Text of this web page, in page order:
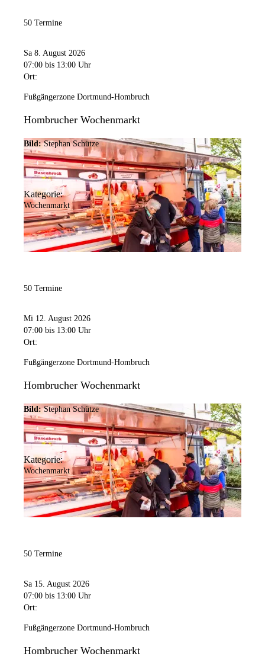
50 Termine
Sa 8. August 2026
07:00 bis 13:00 Uhr
Ort:
Fußgängerzone Dortmund-Hombruch
Hombrucher Wochenmarkt
Bild: Stephan Schütze
Kategorie:
Wochenmarkt
50 Termine
Mi 12. August 2026
07:00 bis 13:00 Uhr
Ort:
Fußgängerzone Dortmund-Hombruch
Hombrucher Wochenmarkt
Bild: Stephan Schütze
Kategorie:
Wochenmarkt
50 Termine
Sa 15. August 2026
07:00 bis 13:00 Uhr
Ort:
Fußgängerzone Dortmund-Hombruch
Hombrucher Wochenmarkt